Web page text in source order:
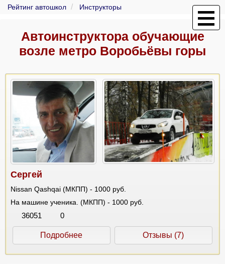
Рейтинг автошкол Инструкторы
Автоинструктора обучающие
возле метро Воробьёвы горы
Сергей
Nissan Qashqai (МКПП) - 1000 руб.
На машине ученика. (МКПП) - 1000 руб.
36051 0
Подробнее Отзывы (7)